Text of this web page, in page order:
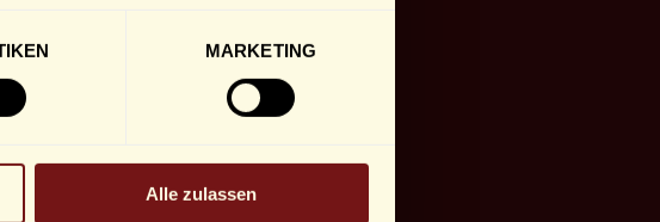
MARKETING
Alle zulassen